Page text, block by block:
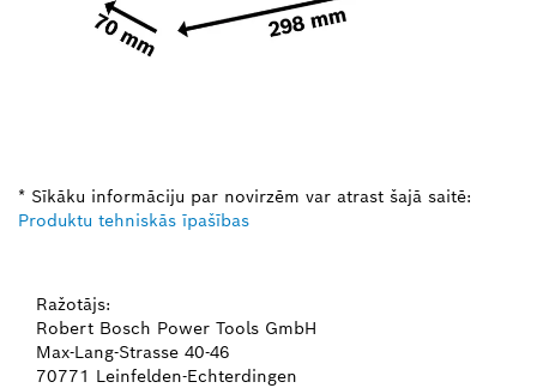
* Sīkāku informāciju par novirzēm var atrast šajā saitē:
Produktu tehniskās īpašības
Ražotājs:
Robert Bosch Power Tools GmbH
Max-Lang-Strasse 40-46
70771 Leinfelden-Echterdingen